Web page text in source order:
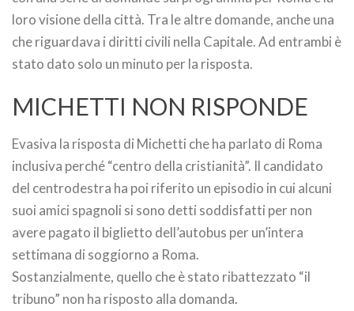
loro visione della città. Tra le altre domande, anche una
che riguardava i diritti civili nella Capitale. Ad entrambi è
stato dato solo un minuto per la risposta.
MICHETTI NON RISPONDE
Evasiva la risposta di Michetti che ha parlato di Roma
inclusiva perché “centro della cristianità”. Il candidato
del centrodestra ha poi riferito un episodio in cui alcuni
suoi amici spagnoli si sono detti soddisfatti per non
avere pagato il biglietto dell’autobus per un’intera
settimana di soggiorno a Roma.
Sostanzialmente, quello che è stato ribattezzato “il
tribuno” non ha risposto alla domanda.